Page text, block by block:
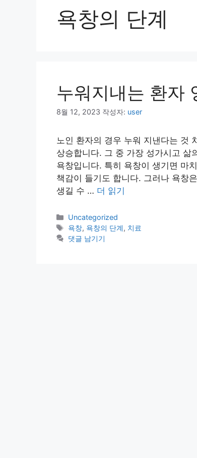
욕창의 단계
누워지내는 환자
8월 12, 2023 작성자: user
노인 환자의 경우 누워 지낸다는 것
상승합니다. 그 중 가장 성가시고 삶
욕창입니다. 특히 욕창이 생기면 마
책감이 들기도 합니다. 그러나 욕창
생길 수 … 더 읽기
카
테
고
Uncategorized
태
그
욕창, 욕창의 단계, 치료
댓글 남기기